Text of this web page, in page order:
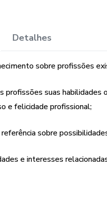
Detalhes
sobre profissões
profissões suas
e felicidade profissional;
sobre
e interesses